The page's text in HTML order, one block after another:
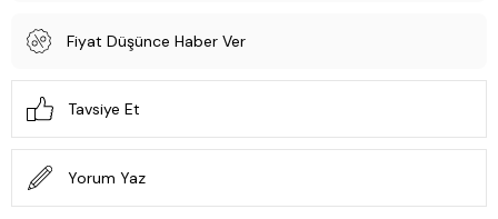
Fiyat Düşünce Haber Ver
Tavsiye Et
Yorum Yaz